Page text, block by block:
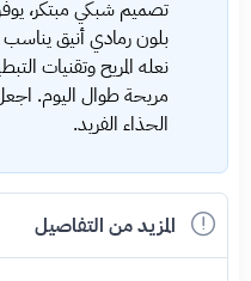
تصميم شبكي مبتكر، يوفر
بلون رمادي أنيق
نعله المريح وتقنيات
مريحة طوال اليوم.
الحذاء الفريد.
المزيد من التفاصيل